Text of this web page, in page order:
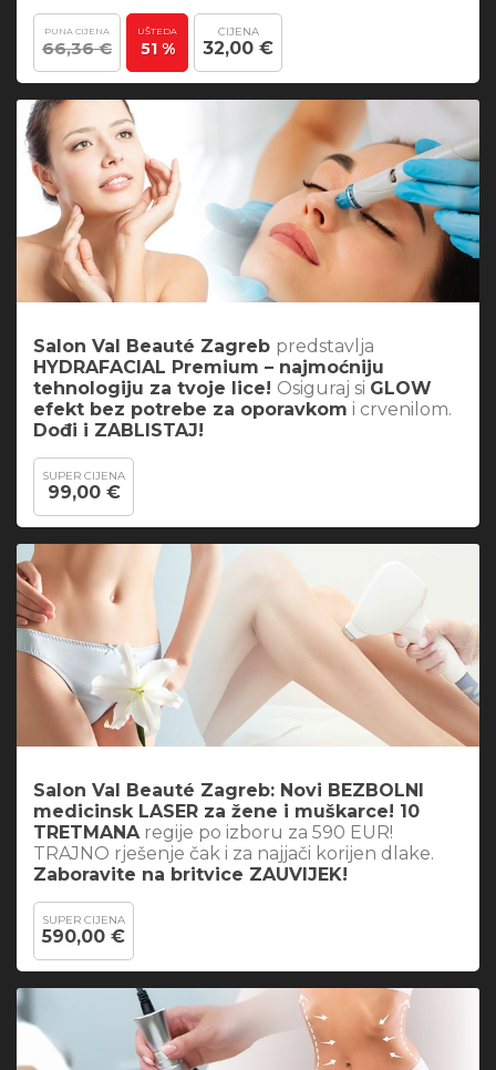
PUNA CIJENA
66,36 €
UŠTEDA
51 %
CIJENA
32,00 €
Salon Val Beauté Zagreb predstavlja
HYDRAFACIAL Premium – najmoćniju
tehnologiju za tvoje lice! Osiguraj si GLOW
efekt bez potrebe za oporavkom i crvenilom.
Dođi i ZABLISTAJ!
SUPER CIJENA
99,00 €
Salon Val Beauté Zagreb: Novi BEZBOLNI
medicinsk LASER za žene i muškarce! 10
TRETMANA regije po izboru za 590 EUR!
TRAJNO rješenje čak i za najjači korijen dlake.
Zaboravite na britvice ZAUVIJEK!
SUPER CIJENA
590,00 €